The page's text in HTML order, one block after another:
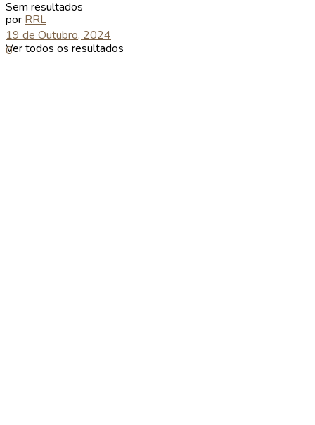
Sem resultados
Ver todos os resultados
por RRL
19 de Outubro, 2024
0